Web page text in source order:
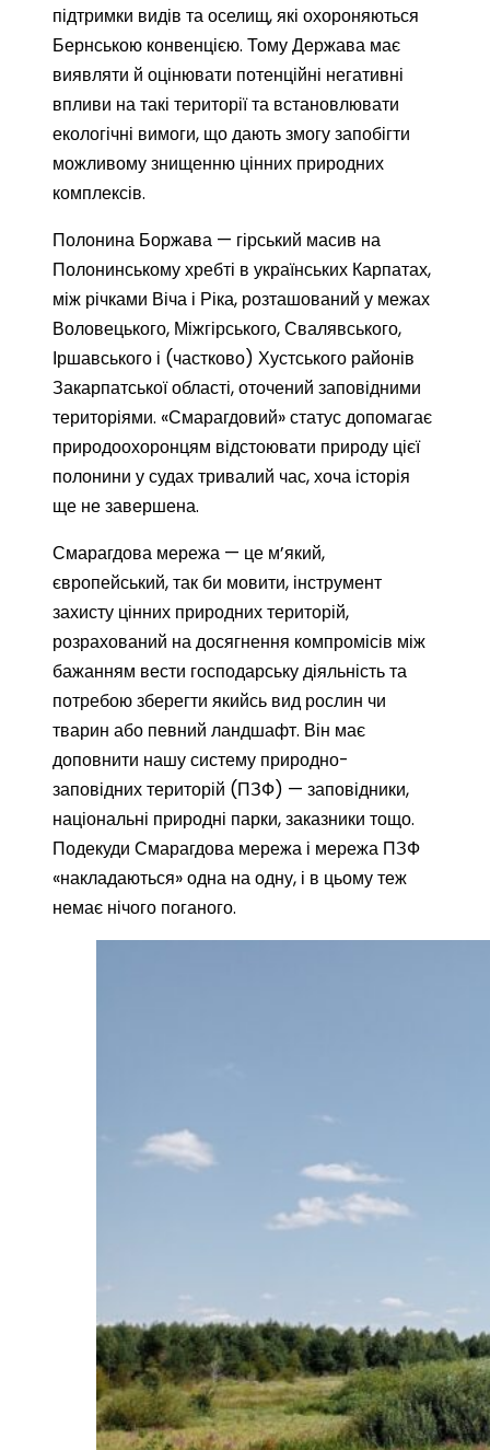
підтримки видів та оселищ, які охороняються
Бернською конвенцією. Тому Держава має
виявляти й оцінювати потенційні негативні
впливи на такі території та встановлювати
екологічні вимоги, що дають змогу запобігти
можливому знищенню цінних природних
комплексів.
Полонина Боржава — гірський масив на
Полонинському хребті в українських Карпатах,
між річками Віча і Ріка, розташований у межах
Воловецького, Міжгірського, Свалявського,
Іршавського і (частково) Хустського районів
Закарпатської області, оточений заповідними
територіями. «Смарагдовий» статус допомагає
природоохоронцям відстоювати природу цієї
полонини у судах тривалий час, хоча історія
ще не завершена.
Смарагдова мережа — це м’який,
європейський, так би мовити, інструмент
захисту цінних природних територій,
розрахований на досягнення компромісів між
бажанням вести господарську діяльність та
потребою зберегти якийсь вид рослин чи
тварин або певний ландшафт. Він має
доповнити нашу систему природно-
заповідних територій (ПЗФ) — заповідники,
національні природні парки, заказники тощо.
Подекуди Смарагдова мережа і мережа ПЗФ
«накладаються» одна на одну, і в цьому теж
немає нічого поганого.